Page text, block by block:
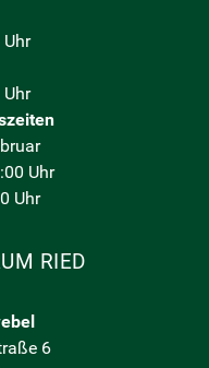
Uhr
Uhr
RIED
6